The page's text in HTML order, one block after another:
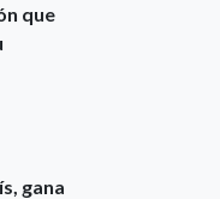
que
gana